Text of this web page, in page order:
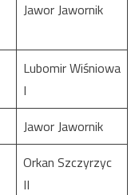
Jawor Jawornik
Lubomir Wiśniowa
I
Jawor Jawornik
Orkan Szczyrzyc
II